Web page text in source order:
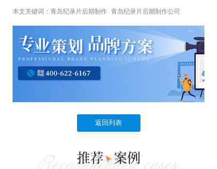
本文关键词：青岛纪录片后期制作 青岛纪录片后期制作公司
返回列表